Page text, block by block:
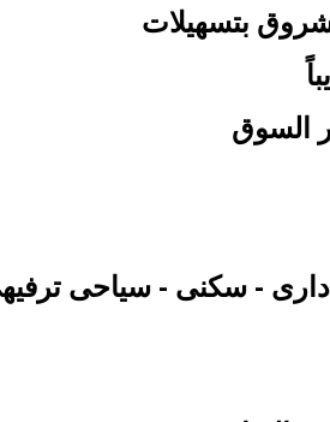
بتسهيلات
السوق
- سكنى - سياحى